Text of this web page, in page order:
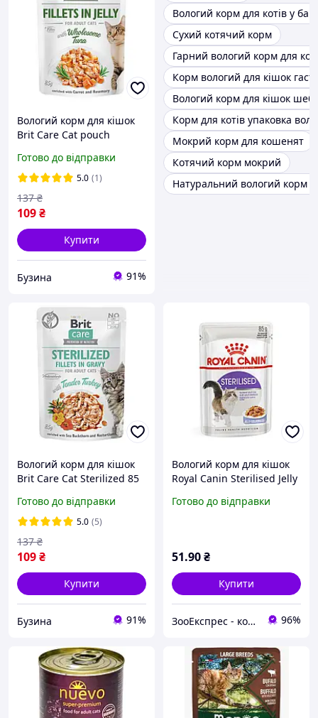
Вологий корм для кішок
Brit Care Cat pouch
Готово до відправки
5.0 (1)
109₴
137 ₴
Купити
Бузина 91%
Вологий корм для котів у
Сухий котячий корм
Гарний вологий корм для
Корм вологий для кішок
Вологий корм для кішок
Корм для котів упаковка
Мокрий корм для кошенят
Котячий корм мокрий
Натуральний вологий корм
Вологий корм для кішок
Brit Care Cat Sterilized 85
Готово до відправки
5.0 (5)
109₴
137 ₴
Купити
Бузина 91%
Вологий корм для кішок
Royal Canin Sterilised Jelly
Готово до відправки
51.90₴
Купити
ЗооЕкспрес - корма та ласощі 96%